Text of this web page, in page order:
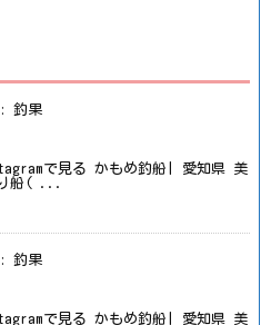
釣果
で見る かもめ釣船| 愛知県 美
船( ...
釣果
で見る かもめ釣船| 愛知県 美